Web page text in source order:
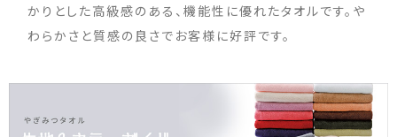
かりとした高級感のある、機能性に優れたタオルです。や
わらかさと質感の良さでお客様に好評です。